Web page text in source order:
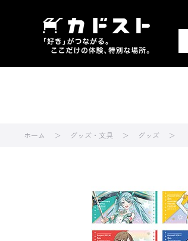
ホーム グッズ・文具 グッズ